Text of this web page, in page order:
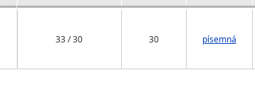
33 / 30 30 písemná